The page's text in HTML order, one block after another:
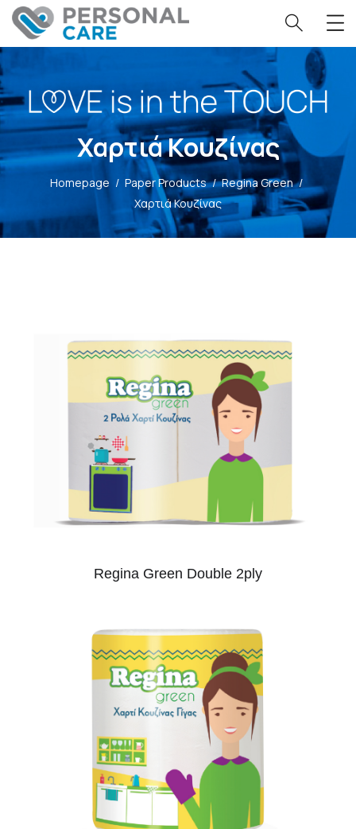
Χαρτιά Κουζίνας
Homepage / Paper Products /Regina Green /
Χαρτιά Κουζίνας
Regina Green Double 2ply